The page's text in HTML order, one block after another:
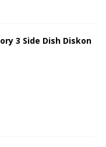
3 Side Dish Diskon